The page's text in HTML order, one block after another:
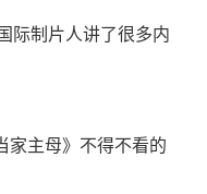
际制片人讲了很多内
家主母》不得不看的